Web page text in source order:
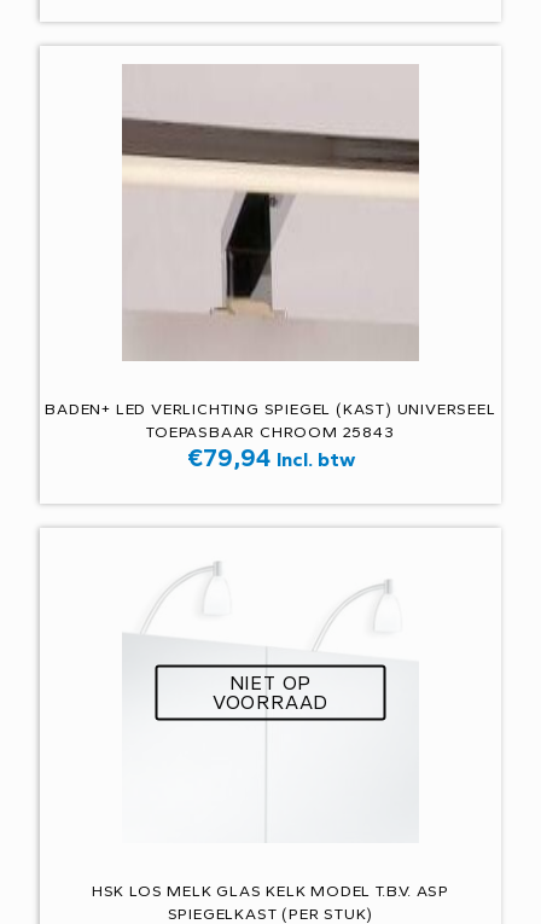
BADEN+ LED VERLICHTING SPIEGEL (KAST) UNIVERSEEL
TOEPASBAAR CHROOM 25843
€79,94 Incl. btw
NIET OP
VOORRAAD
HSK LOS MELK GLAS KELK MODEL T.B.V. ASP
SPIEGELKAST (PER STUK)